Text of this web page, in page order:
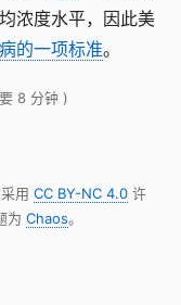
浓度水平，因此美
的一项标准。
8 分钟 )
用 CC BY-NC 4.0许
为 Chaos。